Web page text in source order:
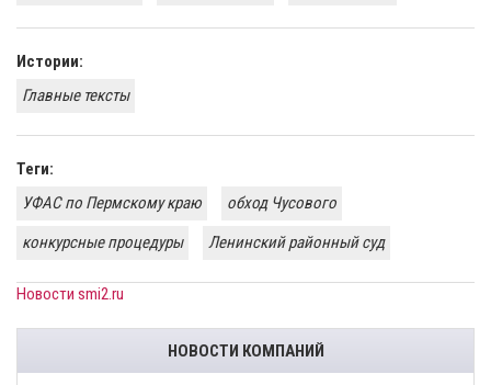
Истории:
Главные тексты
Теги:
УФАС по Пермскому краю
обход Чусового
конкурсные процедуры
Ленинский районный суд
Новости smi2.ru
НОВОСТИ КОМПАНИЙ